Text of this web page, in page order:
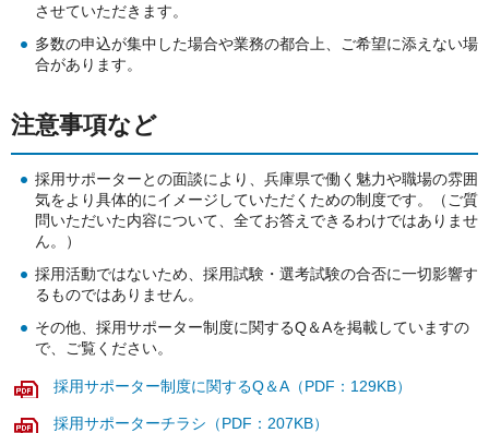
させていただきます。
多数の申込が集中した場合や業務の都合上、ご希望に添えない場
合があります。
注意事項など
採用サポーターとの面談により、兵庫県で働く魅力や職場の雰囲
気をより具体的にイメージしていただくための制度です。（ご質
問いただいた内容について、全てお答えできるわけではありませ
ん。）
採用活動ではないため、採用試験・選考試験の合否に一切影響す
るものではありません。
その他、採用サポーター制度に関するQ＆Aを掲載していますの
で、ご覧ください。
採用サポーター制度に関するQ＆A（PDF：129KB）
採用サポーターチラシ（PDF：207KB）